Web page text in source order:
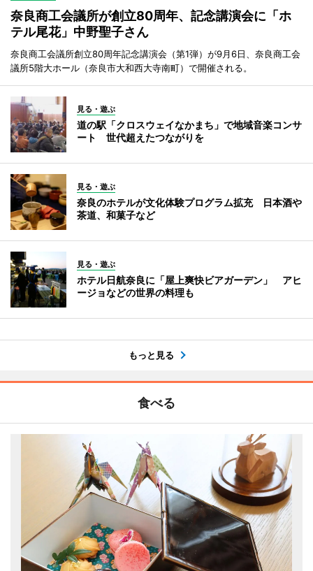
奈良商工会議所が創立80周年、記念講演会に「ホ
テル尾花」中野聖子さん
奈良商工会議所創立80周年記念講演会（第1弾）が9月6日、奈良商工会
議所5階大ホール（奈良市大和西大寺南町）で開催される。
見る・遊ぶ
道の駅「クロスウェイなかまち」で地域音楽コンサ
ート 世代超えたつながりを
見る・遊ぶ
奈良のホテルが文化体験プログラム拡充 日本酒や
茶道、和菓子など
見る・遊ぶ
ホテル日航奈良に「屋上爽快ビアガーデン」 アヒ
ージョなどの世界の料理も
もっと見る
食べる